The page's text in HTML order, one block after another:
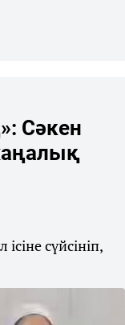
Сәкен
сүйсініп,